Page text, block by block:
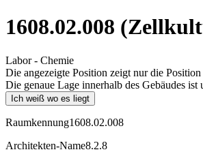
1608.02.008
Labor - Chemie
Die angezeigte Position zeigt nur die Position
Die genaue Lage innerhalb des Gebäudes ist
Ich weiß wo es liegt
Raumkennung1608.02.008
Architekten-Name8.2.8